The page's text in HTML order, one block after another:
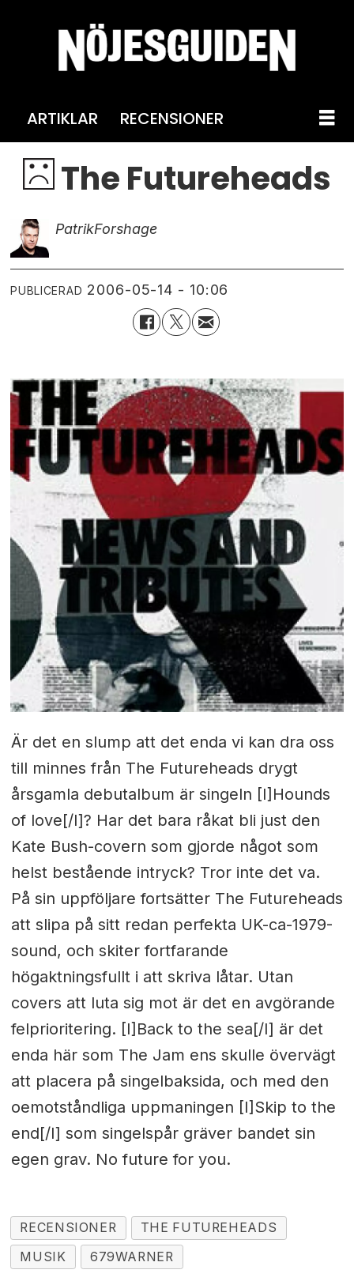
ARTIKLAR RECENSIONER
The Futureheads
PatrikForshage
PUBLICERAD 2006-05-14 - 10:06
Är det en slump att det enda vi kan dra oss
till minnes från The Futureheads drygt
årsgamla debutalbum är singeln [I]Hounds
of love[/I]? Har det bara råkat bli just den
Kate Bush-covern som gjorde något som
helst bestående intryck? Tror inte det va.
På sin uppföljare fortsätter The Futureheads
att slipa på sitt redan perfekta UK-ca-1979-
sound, och skiter fortfarande
högaktningsfullt i att skriva låtar. Utan
covers att luta sig mot är det en avgörande
felprioritering. [I]Back to the sea[/I] är det
enda här som The Jam ens skulle övervägt
att placera på singelbaksida, och med den
oemotståndliga uppmaningen [I]Skip to the
end[/I] som singelspår gräver bandet sin
egen grav. No future for you.
RECENSIONER
THE FUTUREHEADS
MUSIK
679WARNER